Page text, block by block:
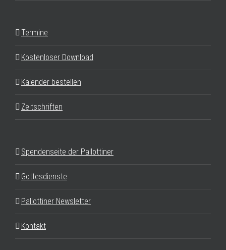
Termine
Kostenloser Download
Kalender bestellen
Zeitschriften
Spendenseite der Pallottiner
Gottesdienste
Pallottiner Newsletter
Kontakt